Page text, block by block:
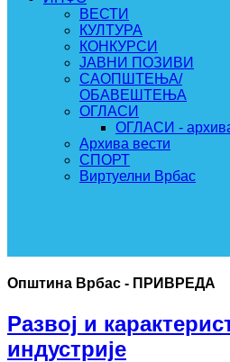
ВЕСТИ
КУЛТУРА
КОНКУРСИ
ЈАВНИ ПОЗИВИ
САОПШТЕЊА/
ОБАВЕШТЕЊА
ОГЛАСИ
ОГЛАСИ -
Архива вести
СПОРТ
Виртуелни Врбас
Општина Врбас - ПРИВРЕДА
Развој и
индустрије